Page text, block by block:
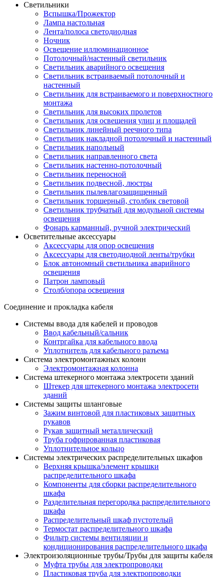
Светильники
Вспышка/Прожектор
Лампа настольная
Лента/полоса светодиодная
Ночник
Освещение иллюминационное
Потолочный/настенный светильник
Светильник аварийного освещения
Светильник встраиваемый потолочный и
настенный
Светильник для встраиваемого и поверхностного
монтажа
Светильник для высоких пролетов
Светильник для освещения улиц и площадей
Светильник линейный реечного типа
Светильник накладной потолочный и настенный
Светильник напольный
Светильник направленного света
Светильник настенно-потолочный
Светильник переносной
Светильник подвесной, люстры
Светильник пылевлагозащищенный
Светильник торшерный, столбик световой
Светильник трубчатый для модульной системы
освещения
Фонарь карманный, ручной электрический
Осветительные аксессуары
Аксессуары для опор освещения
Аксессуары для светодиодной ленты/трубки
Блок автономный светильника аварийного
освещения
Патрон ламповый
Столб/опора освещения
Соединение и прокладка кабеля
Системы ввода для кабелей и проводов
Ввод кабельный/сальник
Контргайка для кабельного ввода
Уплотнитель для кабельного разъема
Система электромонтажных колонн
Электромонтажная колонна
Система штекерного монтажа электросети зданий
Штекер для штекерного монтажа электросети
зданий
Системы защиты шланговые
Зажим винтовой для пластиковых защитных
рукавов
Рукав защитный металлический
Труба гофрированная пластиковая
Уплотнительное кольцо
Системы электрических распределительных шкафов
Верхняя крышка/элемент крышки
распределительного шкафа
Компоненты для сборки распределительного
шкафа
Разделительная перегородка распределительного
шкафа
Распределительный шкаф пустотелый
Термостат распределительного шкафа
Фильтр системы вентиляции и
кондиционирования распределительного шкафа
Электроизоляционные трубы/Трубы для защиты кабеля
Муфта трубы для электропроводки
Пластиковая труба для электропроводки